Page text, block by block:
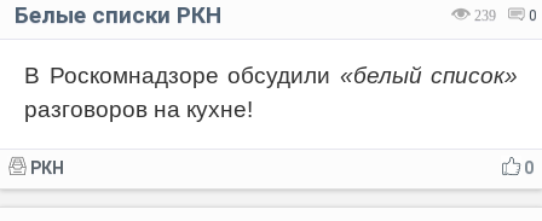
239 0
Белые списки РКН
В Роскомнадзоре обсудили «белый список»
разговоров на кухне!
0
РКН